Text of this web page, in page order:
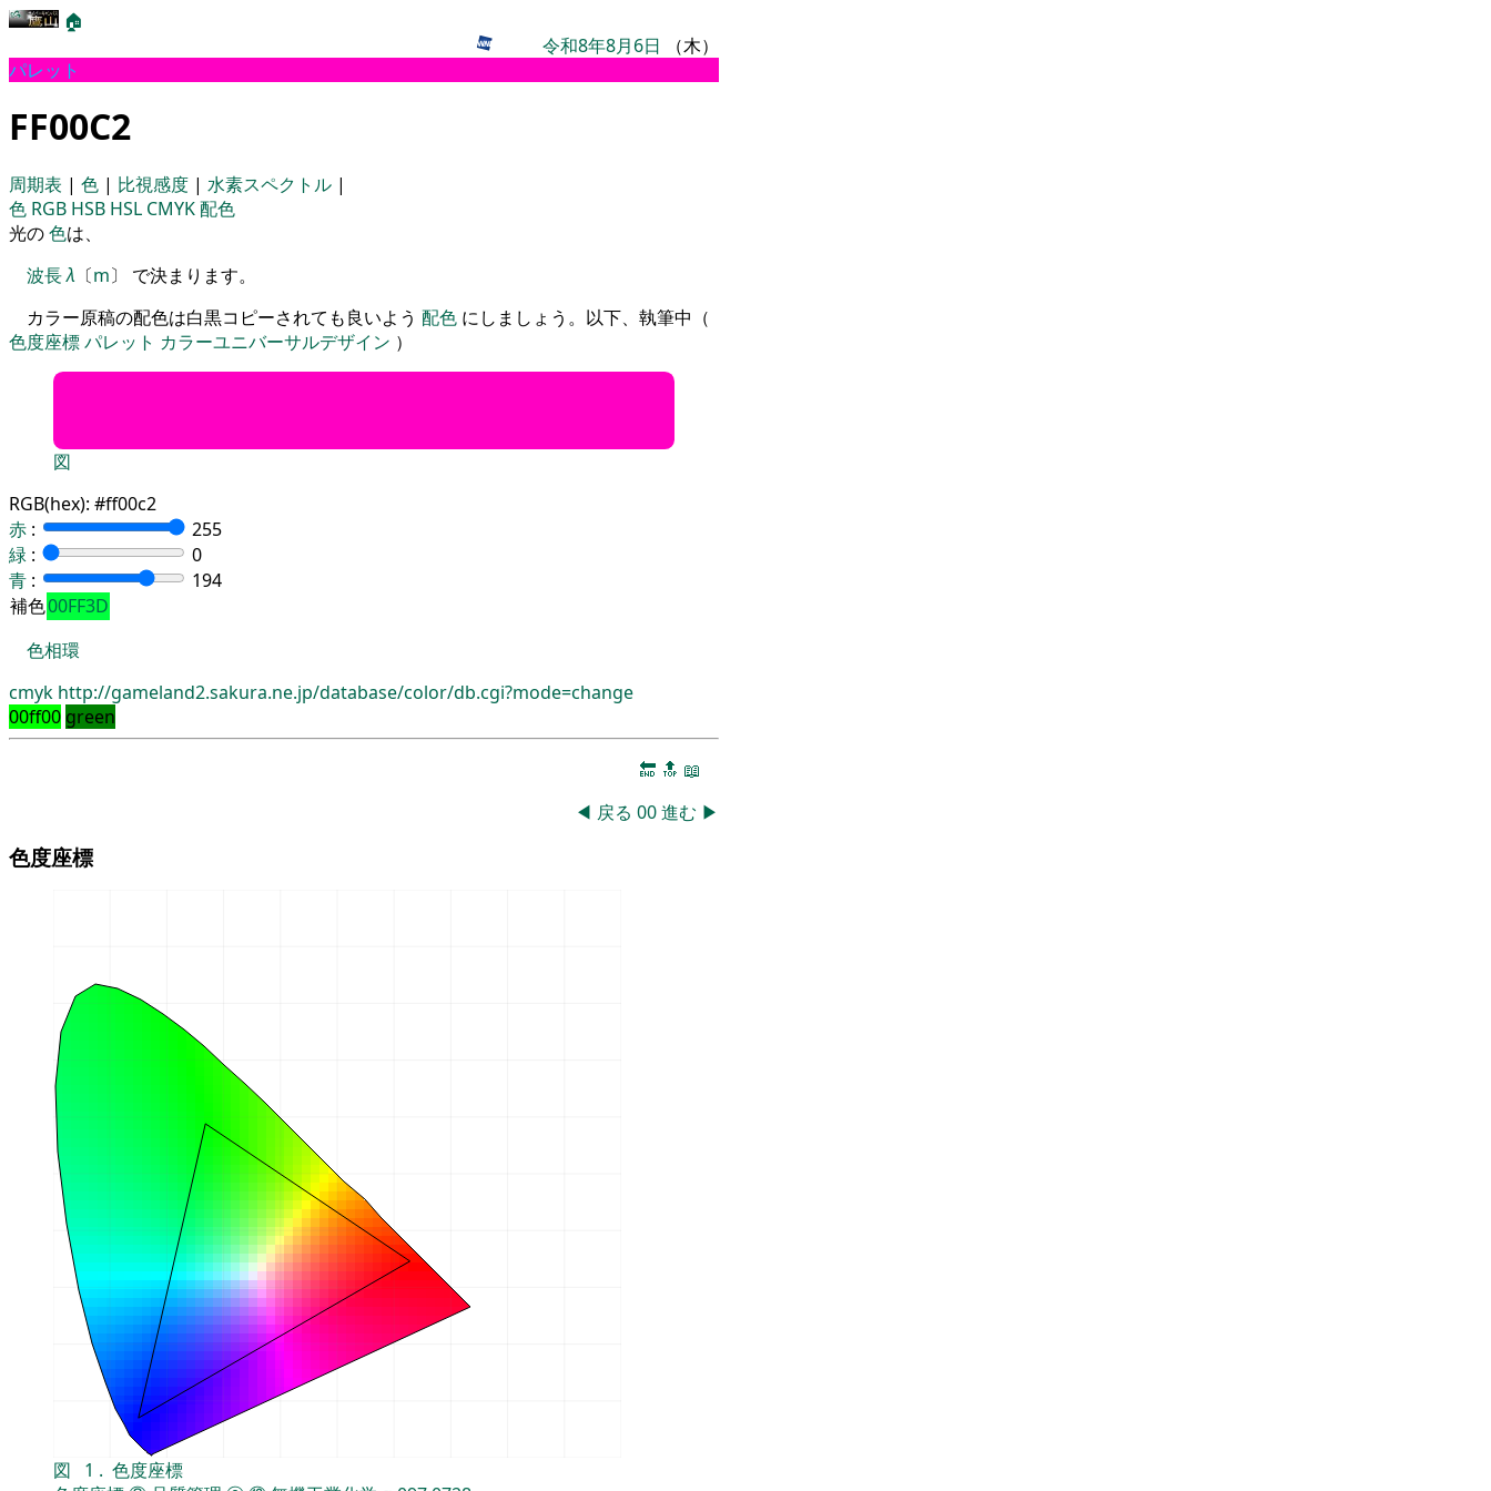
🏠
令和8年8月6日 （木）
パレット
FF00C2
周期表 | 色 | 比視感度 | 水素スペクトル |
色 RGB HSB HSL CMYK配色
光の色は、
波長λ 〔m〕 で決まります。
カラー原稿の配色は白黒コピーされても良いよう 配色 にしましょう。以下、執筆中（
色度座標パレット カラーユニバーサルデザイン ）
図
RGB(hex): #ff00c2
赤 :
255
緑 :
0
青 :
194
補色00FF3D
色相環
cmyk http://gameland2.sakura.ne.jp/database/color/db.cgi?mode=change
00ff00 green
🔚 🔝 📖
◀ 戻る 00進む ▶
色度座標
図 1 . 色度座標